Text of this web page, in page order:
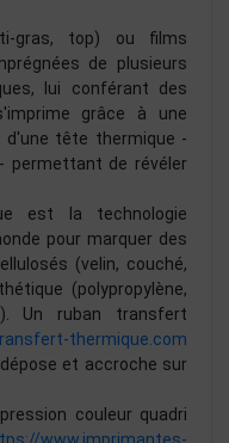
gras, top) ou films
de plusieurs
lui conférant des
grâce à une
d'une tête thermique -
- permettant de révéler
est la technologie
pour marquer des
(velin, couché,
(polypropylène,
Un ruban transfert
thermique.com
et accroche sur
couleur quadri